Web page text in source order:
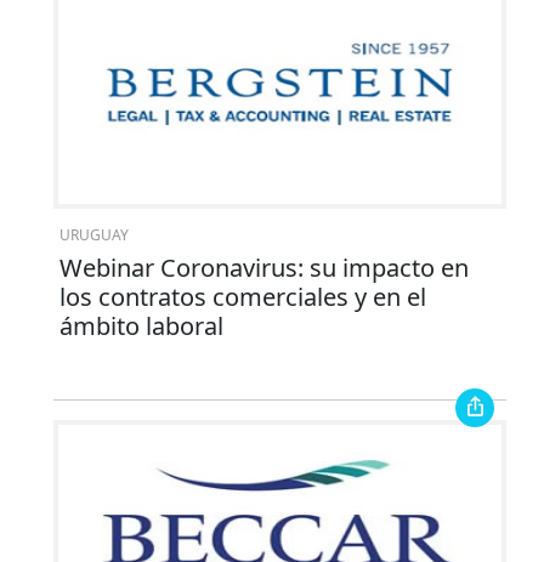
URUGUAY
Webinar Coronavirus: su impacto en
los contratos comerciales y en el
ámbito laboral